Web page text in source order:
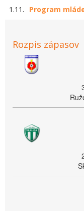
1.11.
Program
Rozpis zápasov